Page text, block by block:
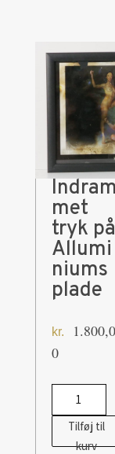
Indram
met
tryk på
Allumi
niums
plade
kr.
1.800,0
0
Indrammet
tryk
Tilføj til
kurv